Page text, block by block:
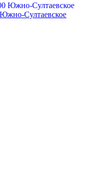
Султаевское